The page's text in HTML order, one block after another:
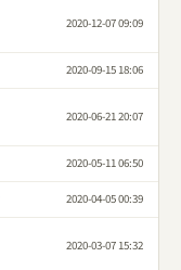
2020-12-07 09:09
2020-09-15 18:06
2020-06-21 20:07
2020-05-11 06:50
2020-04-05 00:39
2020-03-07 15:32